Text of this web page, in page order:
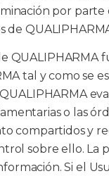
por
de
tal y como se
o las
compartidos y
sobre ello.
Si el